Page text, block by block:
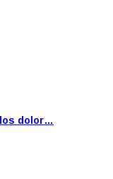
los dolor…